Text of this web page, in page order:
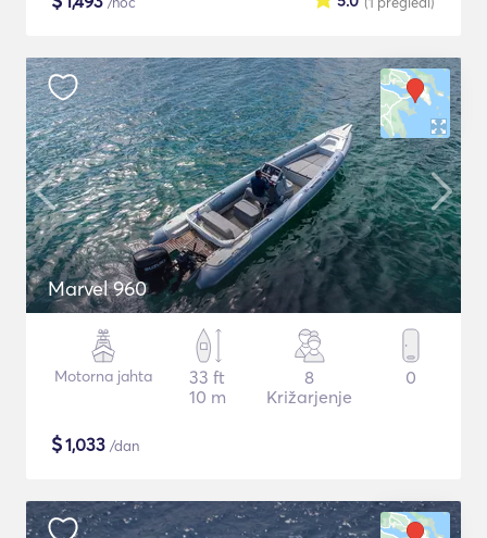
Marvel 960
Motorna jahta
33 ft
10 m
8
Križarjenje
0
$1,033 /dan